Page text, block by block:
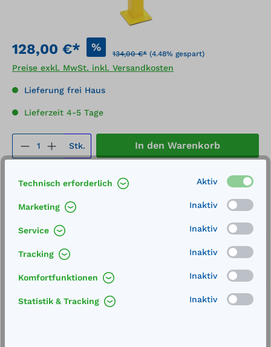
128,00 €* %
134,00 €* (4.48% gespart)
Preise exkl. MwSt. inkl. Versandkosten
Lieferung frei Haus
Lieferzeit 4-5 Tage
Produkt Anzahl: Gib den
Stk. In den Warenkorb
Artikel-Nummer:
Service
Lieferung frei Haus
Zertifizierte Qualität
Technisch erforderlich Aktiv
Marketing Inaktiv
Service Inaktiv
Tracking Inaktiv
Komfortfunktionen Inaktiv
Statistik & Tracking Inaktiv